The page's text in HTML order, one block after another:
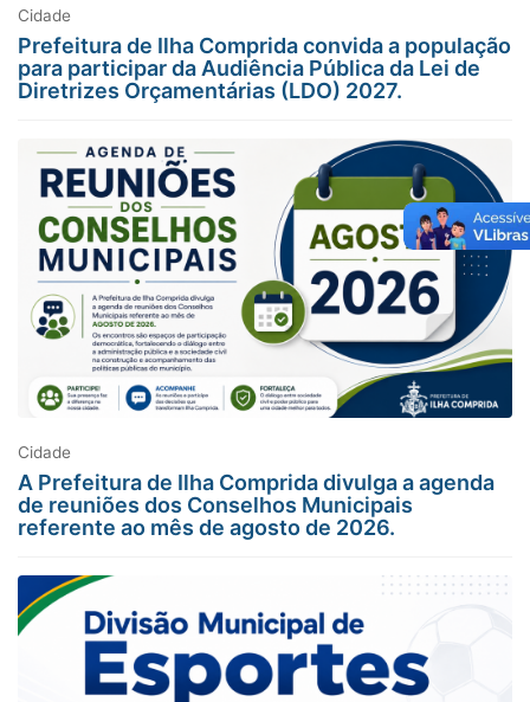
Cidade
Prefeitura de Ilha Comprida convida a população
para participar da Audiência Pública da Lei de
Diretrizes Orçamentárias (LDO) 2027.
Cidade
A Prefeitura de Ilha Comprida divulga a agenda
de reuniões dos Conselhos Municipais
referente ao mês de agosto de 2026.